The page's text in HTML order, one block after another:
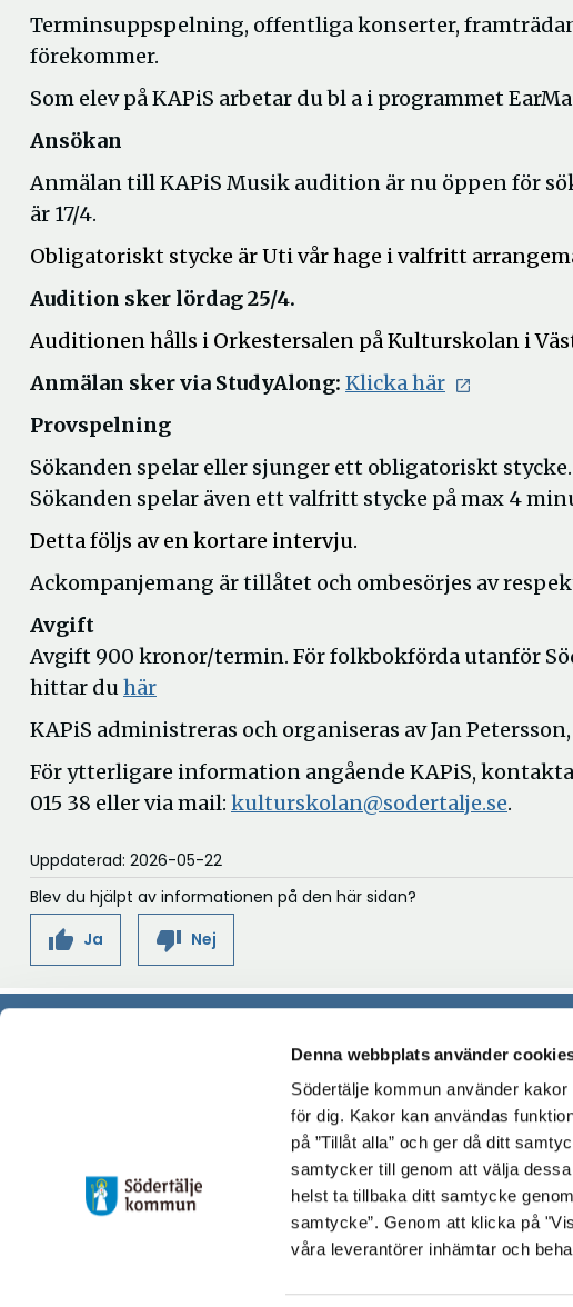
Denna webbplats använder
Södertälje kommun använder
för dig. Kakor kan användas
på ”Tillåt alla” och ger då ditt
samtycker till genom att välja
helst ta tillbaka ditt samtycke
samtycke”. Genom att klicka på
våra leverantörer inhämtar och
Terminsuppspelning, offentliga konserter,
förekommer.
Som elev på KAPiS arbetar du bl a i programmet
Ansökan
Anmälan till KAPiS Musik audition är nu öppen för
är 17/4.
Obligatoriskt stycke är Uti vår hage i valfritt
Audition sker lördag 25/4.
Auditionen hålls i Orkestersalen på Kulturskolan i
Anmälan sker via StudyAlong: Klicka här
Provspelning
Sökanden spelar eller sjunger ett obligatoriskt
Sökanden spelar även ett valfritt stycke på max 4
Detta följs av en kortare intervju.
Ackompanjemang är tillåtet och ombesörjes av
Avgift
Avgift 900 kronor/termin. För folkbokförda utanför
hittar duhär
KAPiS administreras och organiseras av Jan
För ytterligare information angående KAPiS,
015 38 eller via mail: kulturskolan@sodertalje.se.
Uppdaterad: 2026-05-22
Blev du hjälpt av informationen på den här sidan?
thumb_up Ja thumb_down Nej
Kontakt
Expeditionen
Telefon: 08-523 015
Mail:
Expeditionens
Måndag 17.00 - 19.00
Tisdag 17.00 - 19.00
Torsdag 13.00 - 15.00